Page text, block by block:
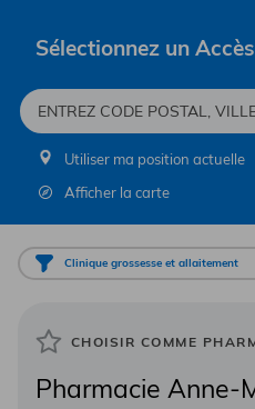
Allez à la page d'accueil
Sélectionnez un
Utiliser ma position actuelle
Afficher la carte
Filter par services
Clinique grossesse et allaitement
CHOISIR COMME
Pharmacie Anne-
Grossesse
Ma
santé
débutez une
comporte des hauts … et